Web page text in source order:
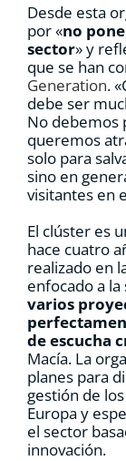
Desde esta
por «no
sector» y
que se han
Generation.
debe ser
No debemos
queremos
solo para
sino en
visitantes en
El clúster es
hace cuatro
realizado en
enfocado a
varios
de escucha
Macía. La
planes para
gestión de
Europa y
el sector
innovación.